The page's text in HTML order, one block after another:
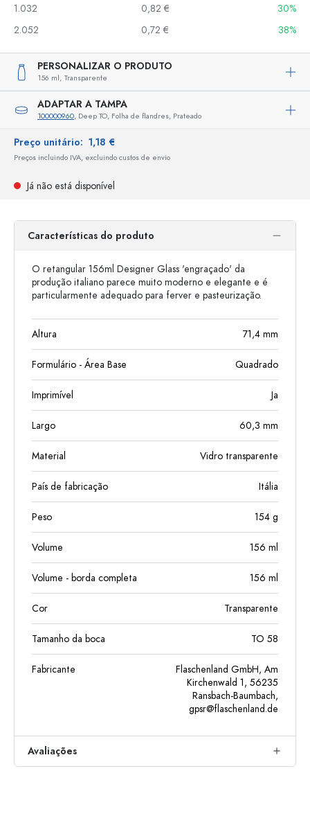
1.032
0,82 €
30%
2.052
0,72 € 38%
PERSONALIZAR O PRODUTO
156 ml, Transparente
ADAPTAR A TAMPA
100000960, Deep TO, Folha de flandres, Prateado
Preço unitário: 1,18 €
Preços incluindo IVA, excluindo custos de envio
Já não está disponível
Características do produto
O retangular 156ml Designer Glass 'engraçado' da
produção italiano parece muito moderno e elegante e é
particularmente adequado para ferver e pasteurização.
Altura 71,4 mm
Formulário - Área Base Quadrado
Imprimível Ja
Largo 60,3 mm
Material Vidro transparente
País de fabricação Itália
Peso 154 g
Volume 156 ml
Volume - borda completa 156 ml
Cor Transparente
Tamanho da boca TO 58
Fabricante
Flaschenland GmbH, Am
Kirchenwald 1, 56235
Ransbach-Baumbach,
gpsr@flaschenland.de
Avaliações